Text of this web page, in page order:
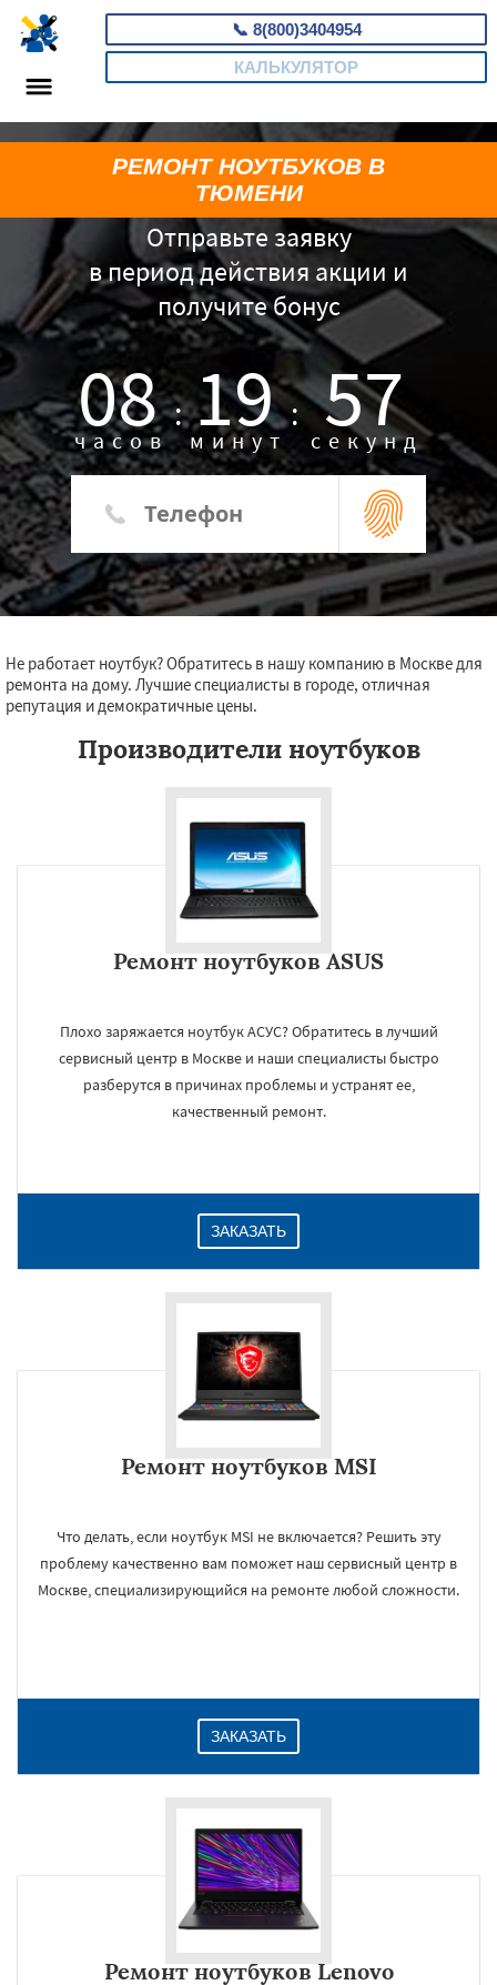
📞 8(800)3404954
КАЛЬКУЛЯТОР
Отправьте заявку
в период действия акции и
получите бонус
08 :
часов 19 :
минут 56
секунд
РЕМОНТ НОУТБУКОВ В
ТЮМЕНИ
Не работает ноутбук? Обратитесь в нашу компанию в Москве для
ремонта на дому. Лучшие специалисты в городе, отличная
репутация и демократичные цены.
Производители ноутбуков
Ремонт ноутбуков ASUS
Плохо заряжается ноутбук АСУС? Обратитесь в лучший
сервисный центр в Москве и наши специалисты быстро
разберутся в причинах проблемы и устранят ее,
качественный ремонт.
ЗАКАЗАТЬ
Ремонт ноутбуков MSI
Что делать, если ноутбук MSI не включается? Решить эту
проблему качественно вам поможет наш сервисный центр в
Москве, специализирующийся на ремонте любой сложности.
ЗАКАЗАТЬ
Ремонт ноутбуков Lenovo